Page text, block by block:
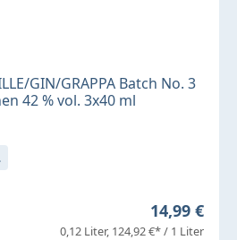
GIN/GRAPPA Batch No. 3
42 % vol. 3x40 ml
Regulärer
14,99 €
0,12 Liter 124,92 €* / 1 Liter